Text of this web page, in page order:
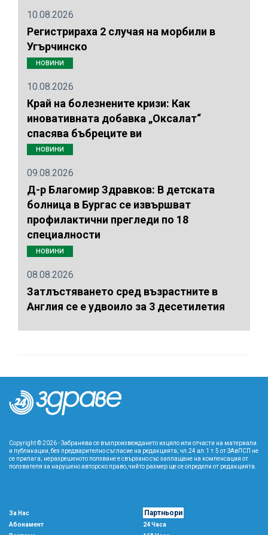
10.08.2026
Регистрираха 2 случая на морбили в
Угърчинско
НОВИНИ
10.08.2026
Край на болезнените кризи: Как
иновативната добавка „Оксалат“
спасява бъбреците ви
НОВИНИ
09.08.2026
Д-р Благомир Здравков: В детската
болница в Бургас се извършват
профилактични прегледи по 18
специалности
НОВИНИ
08.08.2026
Затлъстяването сред възрастните в
Англия се е удвоило за 3 десетилетия
Copyright © 2026 - Забранява се възпроизвеждането изцяло или отчасти на материали
и публикации, без предварително съгласие на редакцията; чл.24 ал.1 т.5 от ЗАвПСП не
се прилага; неразрешеното ползване е свързано със заплащане на компенсация от
ползвателя за нарушено авторско право, чийто размер ще се определи от редакцията.
За Нас
Абонамент
Партньори
24 Часа